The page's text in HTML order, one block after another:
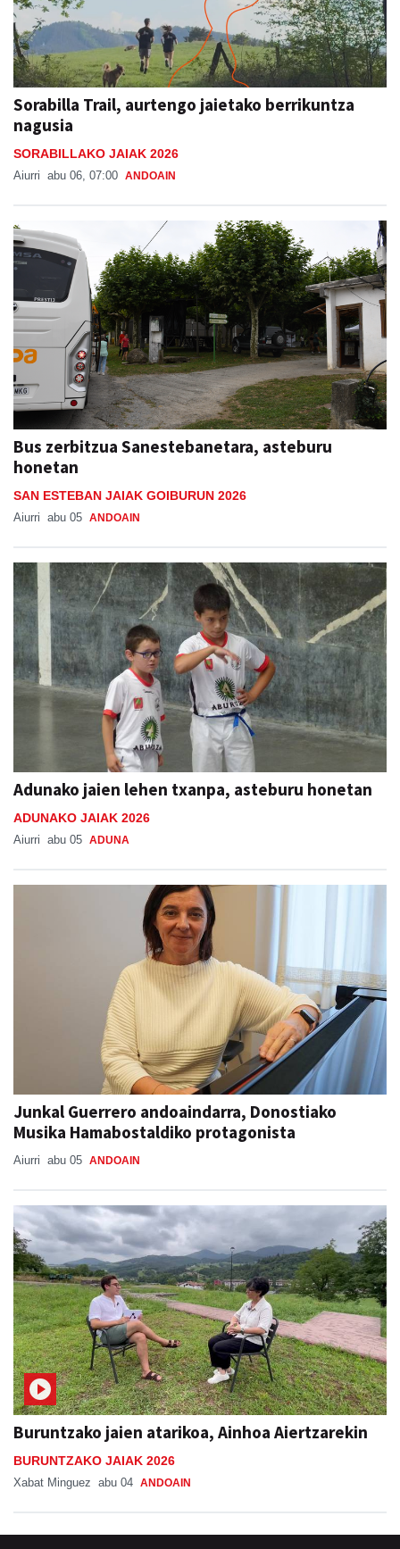
Sorabilla Trail, aurtengo jaietako berrikuntza
nagusia
SORABILLAKO JAIAK 2026
Aiurri abu 06, 07:00 ANDOAIN
Bus zerbitzua Sanestebanetara, asteburu
honetan
SAN ESTEBAN JAIAK GOIBURUN 2026
Aiurri abu 05 ANDOAIN
Adunako jaien lehen txanpa, asteburu honetan
ADUNAKO JAIAK 2026
Aiurri abu 05 ADUNA
Junkal Guerrero andoaindarra, Donostiako
Musika Hamabostaldiko protagonista
Aiurri abu 05 ANDOAIN
Buruntzako jaien atarikoa, Ainhoa Aiertzarekin
BURUNTZAKO JAIAK 2026
Xabat Minguez abu 04 ANDOAIN